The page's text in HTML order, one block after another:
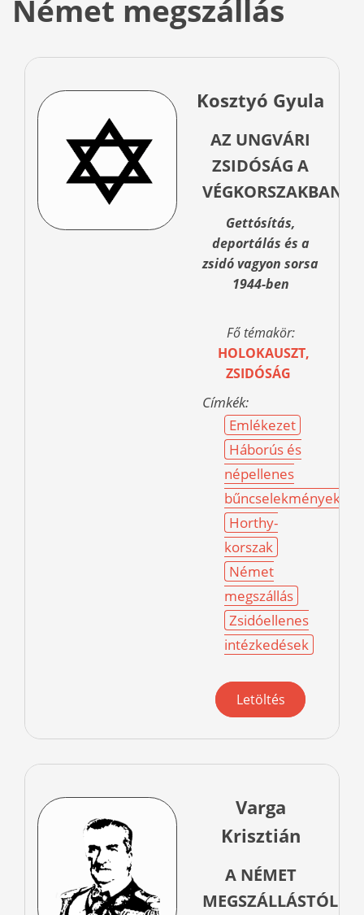
Német megszállás
Kosztyó Gyula
AZ UNGVÁRI
ZSIDÓSÁG A
VÉGKORSZAKBAN
Gettósítás,
deportálás és a
zsidó vagyon sorsa
1944-ben
Fő témakör:
HOLOKAUSZT,
ZSIDÓSÁG
Címkék:
Emlékezet
Háborús és
népellenes
bűncselekmények
Horthy-
korszak
Német
megszállás
Zsidóellenes
intézkedések
Letöltés
Varga
Krisztián
A NÉMET
MEGSZÁLLÁSTÓL